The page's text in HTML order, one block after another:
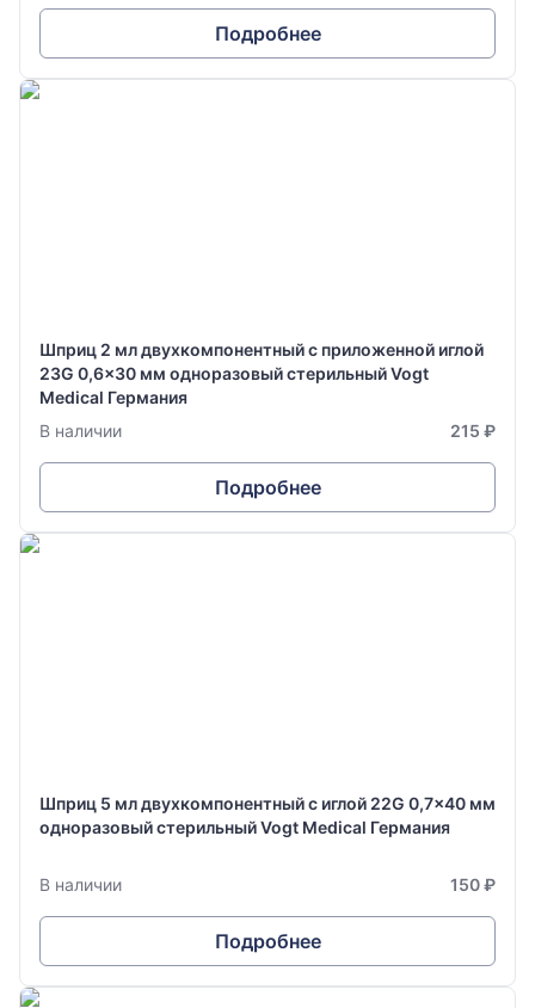
Подробнее
Шприц 2 мл двухкомпонентный с приложенной иглой
23G 0,6x30 мм одноразовый стерильный Vogt
Medical Германия
В наличии
215 ₽
Подробнее
Шприц 5 мл двухкомпонентный с иглой 22G 0,7x40 мм
одноразовый стерильный Vogt Medical Германия
В наличии 150 ₽
Подробнее